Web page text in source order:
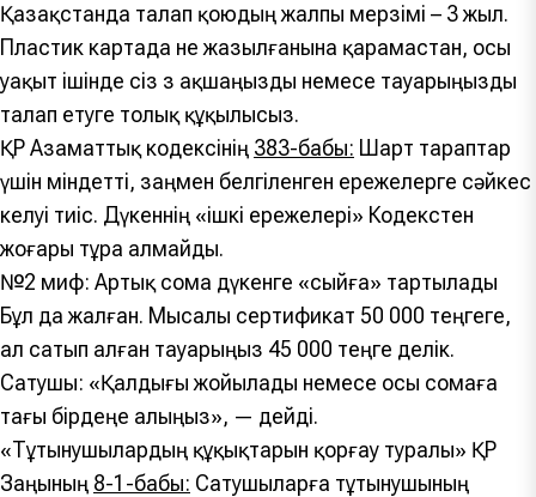
Қазақстанда талап қоюдың жалпы мерзімі – 3 жыл.
Пластик картада не жазылғанына қарамастан, осы
уақыт ішінде сіз өз ақшаңызды немесе тауарыңызды
талап етуге толық құқылысыз.
ҚР Азаматтық кодексінің 383-бабы: Шарт тараптар
үшін міндетті, заңмен белгіленген ережелерге сәйкес
келуі тиіс. Дүкеннің «ішкі ережелері» Кодекстен
жоғары тұра алмайды.
№2 миф: Артық сома дүкенге «сыйға» тартылады
Бұл да жалған. Мысалы сертификат 50 000 теңгеге,
ал сатып алған тауарыңыз 45 000 теңге делік.
Сатушы: «Қалдығы жойылады немесе осы сомаға
тағы бірдеңе алыңыз», — дейді.
«Тұтынушылардың құқықтарын қорғау туралы» ҚР
Заңының 8-1-бабы: Сатушыларға тұтынушының